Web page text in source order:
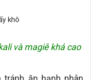
và magiê khá cao